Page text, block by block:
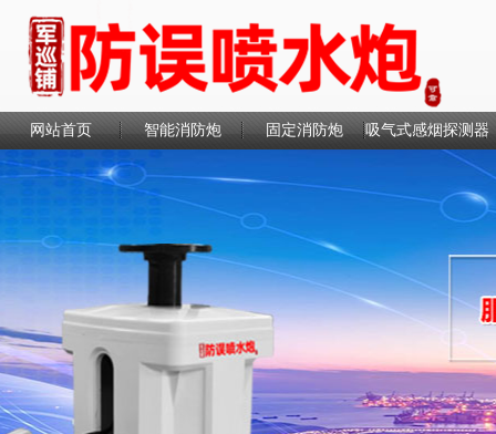
网站首页 智能消防炮 固定消防炮 吸气式感烟探测器
联系我们